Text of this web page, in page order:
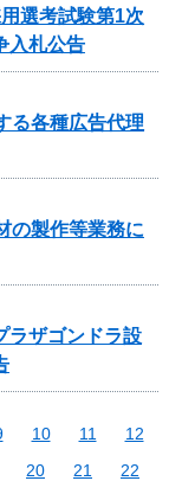
選考試験第1次
入札公告
る各種広告代理
の製作等業務に
ラザゴンドラ設
10 11
12
20 21
22